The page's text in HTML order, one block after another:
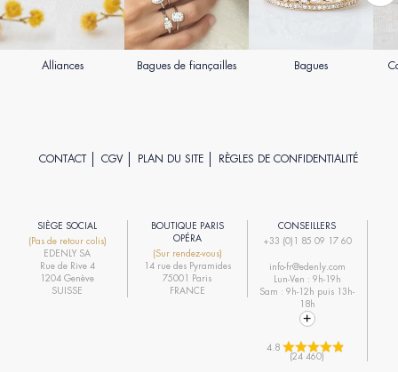
Alliances Bagues de fiançailles Bagues
CONTACT CGV PLAN DU SITE RÈGLES DE CONFIDENTIALITÉ
SIÈGE SOCIAL
(Pas de retour colis)
EDENLY SA
Rue de Rive 4
1204 Genève
SUISSE
BOUTIQUE PARIS
OPÉRA
(Sur rendez-vous)
14 rue des Pyramides
75001 Paris
FRANCE
CONSEILLERS
+33 (0)1 85 09 17 60
info-fr@edenly.com
Lun-Ven : 9h-19h
Sam : 9h-12h puis 13h-
18h
4.8
(24 460)